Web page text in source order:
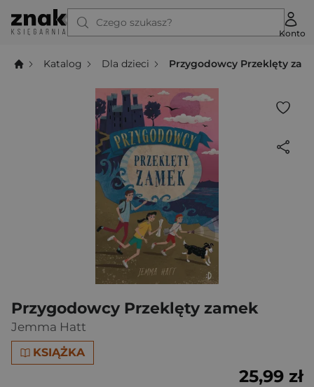
Czego szukasz?
Konto
Katalog Dla dzieci Przygodowcy Przeklęty
Przygodowcy Przeklęty zamek
Jemma Hatt
KSIĄŻKA
25,99 zł